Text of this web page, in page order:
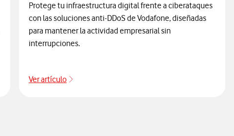
Protege tu infraestructura digital frente a ciberataques
con las soluciones anti-DDoS de Vodafone, diseñadas
para mantener la actividad empresarial sin
interrupciones.
Ver artículo